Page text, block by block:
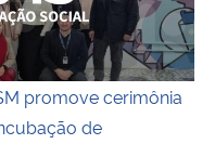
promove cerimônia
de